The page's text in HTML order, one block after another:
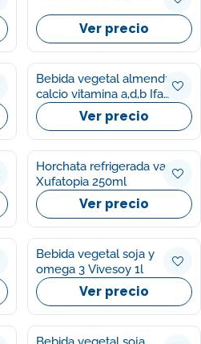
Ver precio
Bebida vegetal almendras
calcio vitamina a,d,b Ifa
eliges 1lVer precio
Horchata refrigerada vaso
Xufatopia 250ml
Ver precio
Bebida vegetal soja y
omega 3 Vivesoy 1l
Ver precio